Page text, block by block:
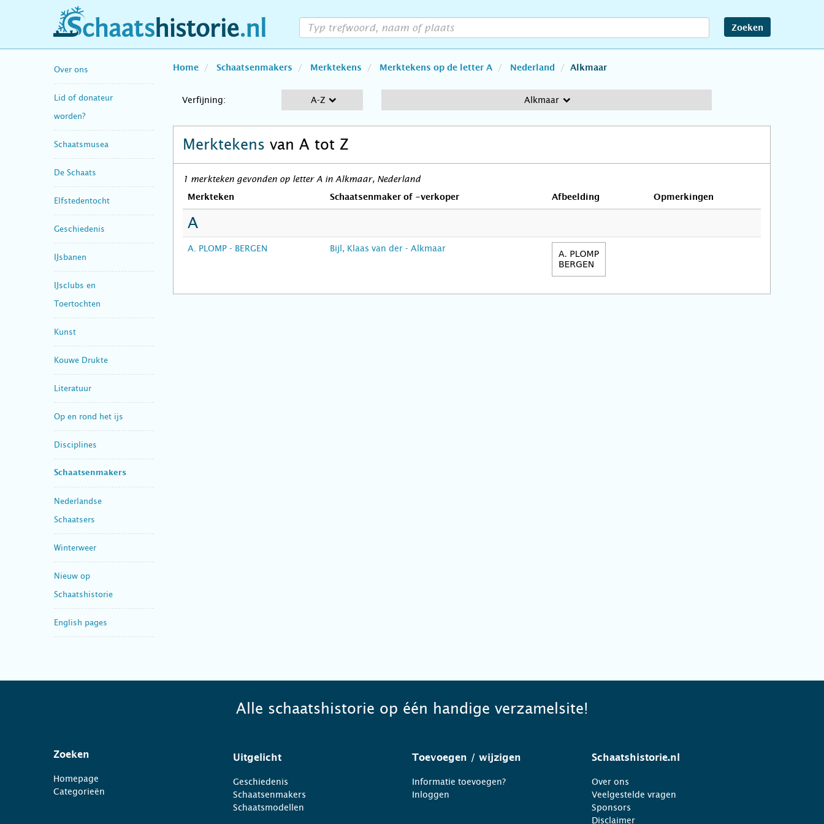
schaatshistorie.nl Zoeken
Over ons
Lid of donateur
worden?
Schaatsmusea
De Schaats
Elfstedentocht
Geschiedenis
IJsbanen
IJsclubs en
Toertochten
Kunst
Kouwe Drukte
Literatuur
Op en rond het ijs
Disciplines
Schaatsenmakers
Nederlandse
Schaatsers
Winterweer
Nieuw op
Schaatshistorie
English pages
Home Schaatsenmakers Merktekens Merktekens op de letter A Nederland Alkmaar
Verfijning: A-Z Alkmaar
Merktekens van A tot Z
1 merkteken gevonden op letter A in Alkmaar, Nederland
Merkteken Schaatsenmaker of -verkoper Afbeelding Opmerkingen
A
A. PLOMP - BERGEN Bijl, Klaas van der - Alkmaar
Alle schaatshistorie op één handige verzamelsite!
Zoeken
Homepage
Categorieën
Uitgelicht
Geschiedenis
Schaatsenmakers
Schaatsmodellen
Toevoegen / wijzigen
Informatie toevoegen?
Inloggen
Schaatshistorie.nl
Over ons
Veelgestelde vragen
Sponsors
Disclaimer